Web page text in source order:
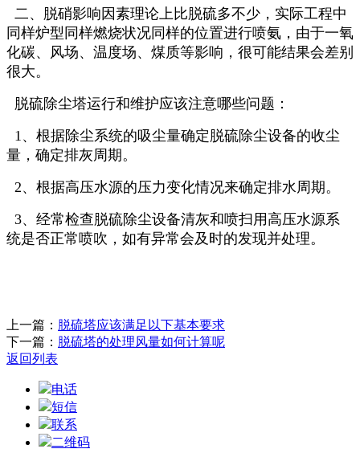
二、脱硝影响因素理论上比脱硫多不少，实际工程中
同样炉型同样燃烧状况同样的位置进行喷氨，由于一氧
化碳、风场、温度场、煤质等影响，很可能结果会差别
很大。
脱硫除尘塔运行和维护应该注意哪些问题：
1、根据除尘系统的吸尘量确定脱硫除尘设备的收尘
量，确定排灰周期。
2、根据高压水源的压力变化情况来确定排水周期。
3、经常检查脱硫除尘设备清灰和喷扫用高压水源系
统是否正常喷吹，如有异常会及时的发现并处理。
上一篇： 脱硫塔应该满足以下基本要求
下一篇： 脱硫塔的处理风量如何计算呢
返回列表
电话
短信
联系
二维码